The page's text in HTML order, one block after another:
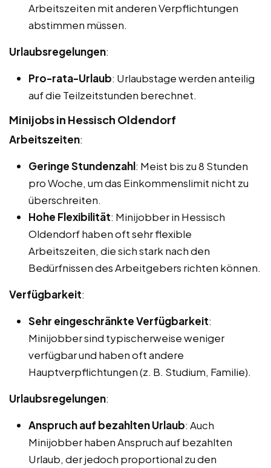
Arbeitszeiten mit anderen Verpflichtungen
abstimmen müssen.
Urlaubsregelungen:
Pro-rata-Urlaub: Urlaubstage werden anteilig
auf die Teilzeitstunden berechnet.
Minijobs in Hessisch Oldendorf
Arbeitszeiten:
Geringe Stundenzahl: Meist bis zu 8 Stunden
pro Woche, um das Einkommenslimit nicht zu
überschreiten.
Hohe Flexibilität: Minijobber in Hessisch
Oldendorf haben oft sehr flexible
Arbeitszeiten, die sich stark nach den
Bedürfnissen des Arbeitgebers richten können.
Verfügbarkeit:
Sehr eingeschränkte Verfügbarkeit:
Minijobber sind typischerweise weniger
verfügbar und haben oft andere
Hauptverpflichtungen (z. B. Studium, Familie).
Urlaubsregelungen:
Anspruch auf bezahlten Urlaub: Auch
Minijobber haben Anspruch auf bezahlten
Urlaub, der jedoch proportional zu den